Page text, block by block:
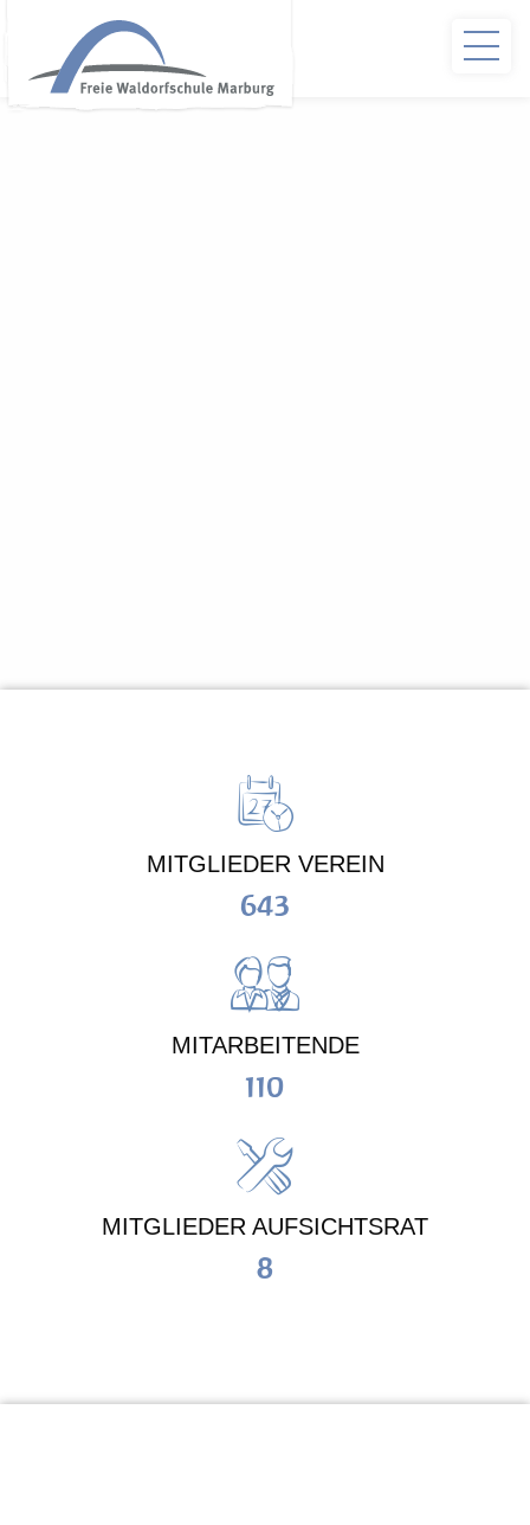
MITGLIEDER VEREIN
643
MITARBEITENDE
110
MITGLIEDER AUFSICHTSRAT
8